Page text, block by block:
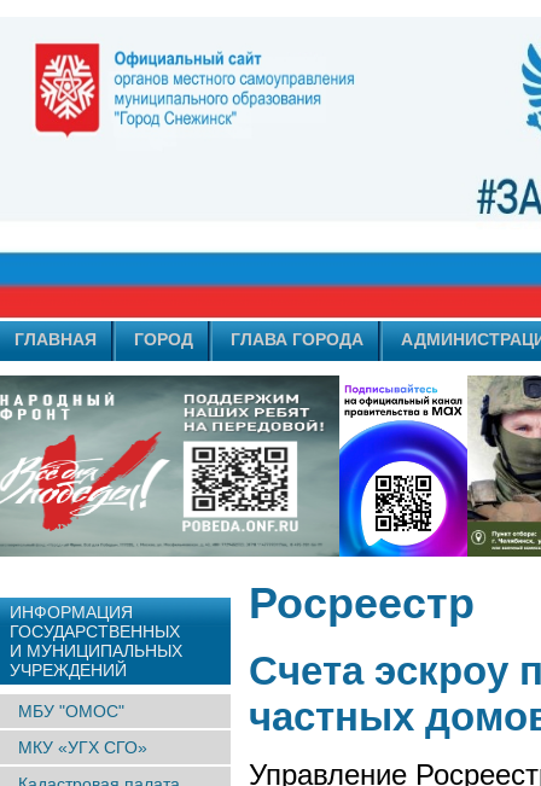
ГЛАВНАЯ ГОРОД ГЛАВА ГОРОДА
ИНФОРМАЦИЯ
ГОСУДАРСТВЕННЫХ
И МУНИЦИПАЛЬНЫХ
УЧРЕЖДЕНИЙ
МБУ "ОМОС"
МКУ «УГХ СГО»
Росреестр
Счета эскроу
частных
Управление